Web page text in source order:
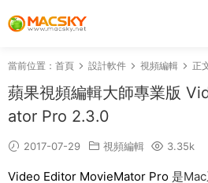
當前位置： 首頁 設計軟件 視頻編輯 正
蘋果視頻編輯大師專業版
ator Pro 2.3.0
2017-07-29 視頻編輯 3.35k
Video Editor MovieMator Pro 是